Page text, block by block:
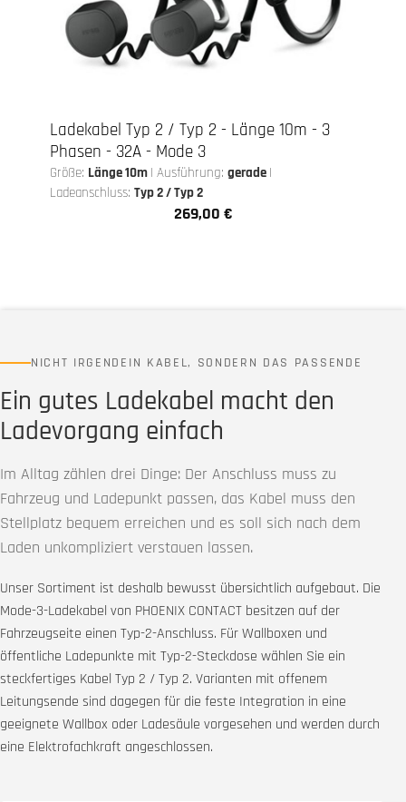
Ladekabel Typ 2 / Typ 2 - Länge 10m - 3
Phasen - 32A - Mode 3
Größe: Länge 10m | Ausführung: gerade |
Ladeanschluss: Typ 2 / Typ 2
Regulärer Preis:
269,00 €
NICHT IRGENDEIN KABEL, SONDERN DAS PASSENDE
Ein gutes Ladekabel macht den
Ladevorgang einfach
Im Alltag zählen drei Dinge: Der Anschluss muss zu
Fahrzeug und Ladepunkt passen, das Kabel muss den
Stellplatz bequem erreichen und es soll sich nach dem
Laden unkompliziert verstauen lassen.
Unser Sortiment ist deshalb bewusst übersichtlich aufgebaut. Die
Mode-3-Ladekabel von PHOENIX CONTACT besitzen auf der
Fahrzeugseite einen Typ-2-Anschluss. Für Wallboxen und
öffentliche Ladepunkte mit Typ-2-Steckdose wählen Sie ein
steckfertiges Kabel Typ 2 / Typ 2. Varianten mit offenem
Leitungsende sind dagegen für die feste Integration in eine
geeignete Wallbox oder Ladesäule vorgesehen und werden durch
eine Elektrofachkraft angeschlossen.